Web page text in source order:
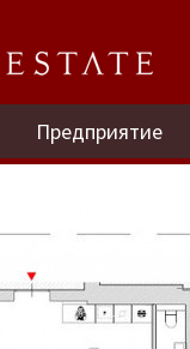
Предприятие